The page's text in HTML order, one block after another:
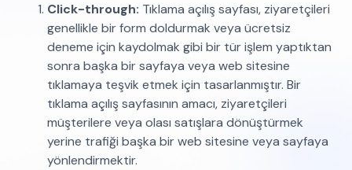
Click-through: Tıklama açılış sayfası, ziyaretçileri
genellikle bir form doldurmak veya ücretsiz
deneme için kaydolmak gibi bir tür işlem yaptıktan
sonra başka bir sayfaya veya web sitesine
tıklamaya teşvik etmek için tasarlanmıştır. Bir
tıklama açılış sayfasının amacı, ziyaretçileri
müşterilere veya olası satışlara dönüştürmek
yerine trafiği başka bir web sitesine veya sayfaya
yönlendirmektir.